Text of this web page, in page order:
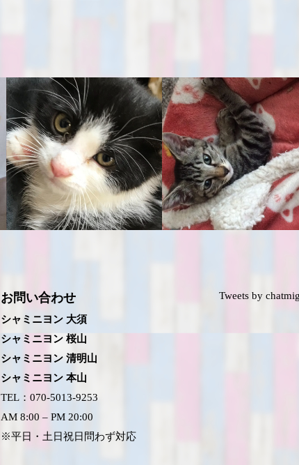
お問い合わせ
シャミニヨン 大須
シャミニヨン 桜山
シャミニヨン 清明山
シャミニヨン 本山
TEL：070-5013-9253
AM 8:00 – PM 20:00
※平日・土日祝日問わず対応
Tweets by